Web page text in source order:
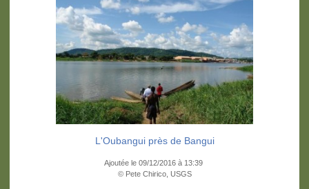
L'Oubangui près de Bangui
Ajoutée le 09/12/2016 à 13:39
© Pete Chirico, USGS